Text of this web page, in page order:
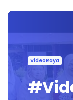
VideoRaya